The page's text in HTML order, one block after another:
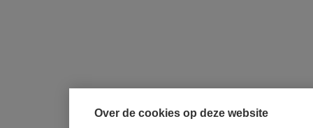
Over de cookies op deze website